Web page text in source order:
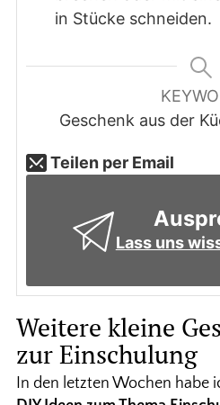
in Stücke schneiden.
Geschenk aus der
Teilen per Email
Lass uns
Weitere kleine
zur Einschulung
In den letzten Wochen habe